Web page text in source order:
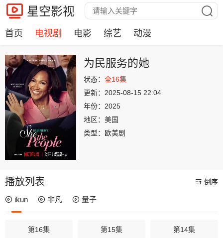
星空影视
首页 电视剧 电影 综艺 动漫
为民服务的她
状态： 全16集
更新： 2025-08-15 22:04
年份： 2025
地区： 美国
类型：
欧美剧
播放列表 倒序
ikun 非凡 量子
第16集 第15集 第14集